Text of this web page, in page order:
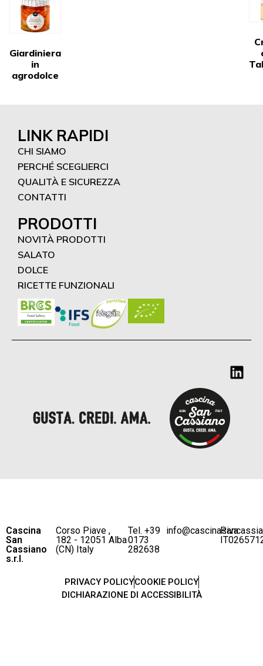
Giardiniera
in
agrodolce
LINK RAPIDI
CHI SIAMO
PERCHÉ SCEGLIERCI
QUALITÀ E SICUREZZA
CONTATTI
PRODOTTI
NOVITÀ PRODOTTI
SALATO
DOLCE
RICETTE FUNZIONALI
Cascina
San
Cassiano
s.r.l.
Corso Piave ,
182 - 12051 Alba
(CN) Italy
Tel. +39
0173
282638
P.iva
PRIVACY POLICYCOOKIE POLICY
DICHIARAZIONE DI ACCESSIBILITÀ